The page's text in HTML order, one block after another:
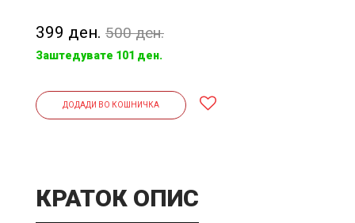
399 ден. 500 ден.
Заштедувате 101 ден.
ДОДАДИ ВО КОШНИЧКА
КРАТОК ОПИС